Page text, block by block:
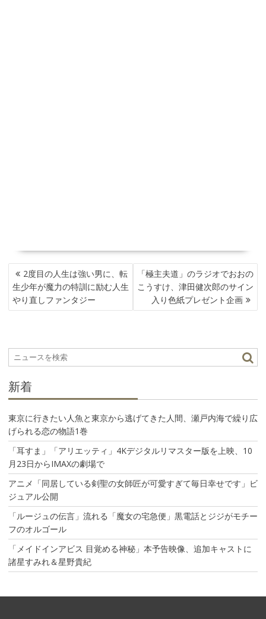
投
稿
ナ
ビ
シ
ョ
2度目の人生は強い男に、転
生少年が魔力の特訓に励む人生
やり直しファンタジー
「極主夫道」のラジオでおおの
こうすけ、津田健次郎のサイン
入り色紙プレゼント企画
新着
東京に行きたい人魚と東京から逃げてきた人間、瀬戸内海で繰り広
げられる恋の物語1巻
「耳すま」「アリエッティ」4Kデジタルリマスター版を上映、10
月23日からIMAXの劇場で
アニメ「同居している剣聖の女師匠が可愛すぎて毎日幸せです」ビ
ジュアル公開
「ルージュの伝言」流れる「魔女の宅急便」黒電話とジジがモチー
フのオルゴール
「メイドインアビス 目覚める神秘」本予告映像、追加キャストに
諸星すみれ＆星野貴紀